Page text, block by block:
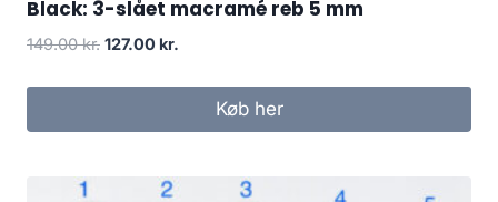
Black: 3-slået macramé reb 5 mm
149.00kr. 127.00 kr.
Køb her